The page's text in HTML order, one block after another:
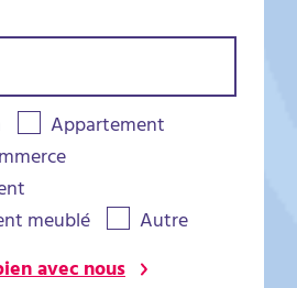
Appartement
meublé
Autre
avec nous